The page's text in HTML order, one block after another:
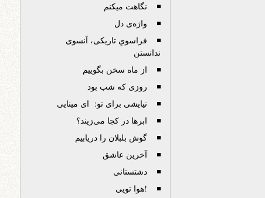
نگاهت میکنم
واژه‌ی دل
فراسویِ تاریکی، آنسوی
ندانستن
از ماه سخن بگوییم
روزی که شب بود
نیایشی برای تو: ای مینایی
ابرها در کجا می‌زیند؟
گوش بلبلان را دریابیم
آخرین عاشق
دشتستانی
!هوا تویی